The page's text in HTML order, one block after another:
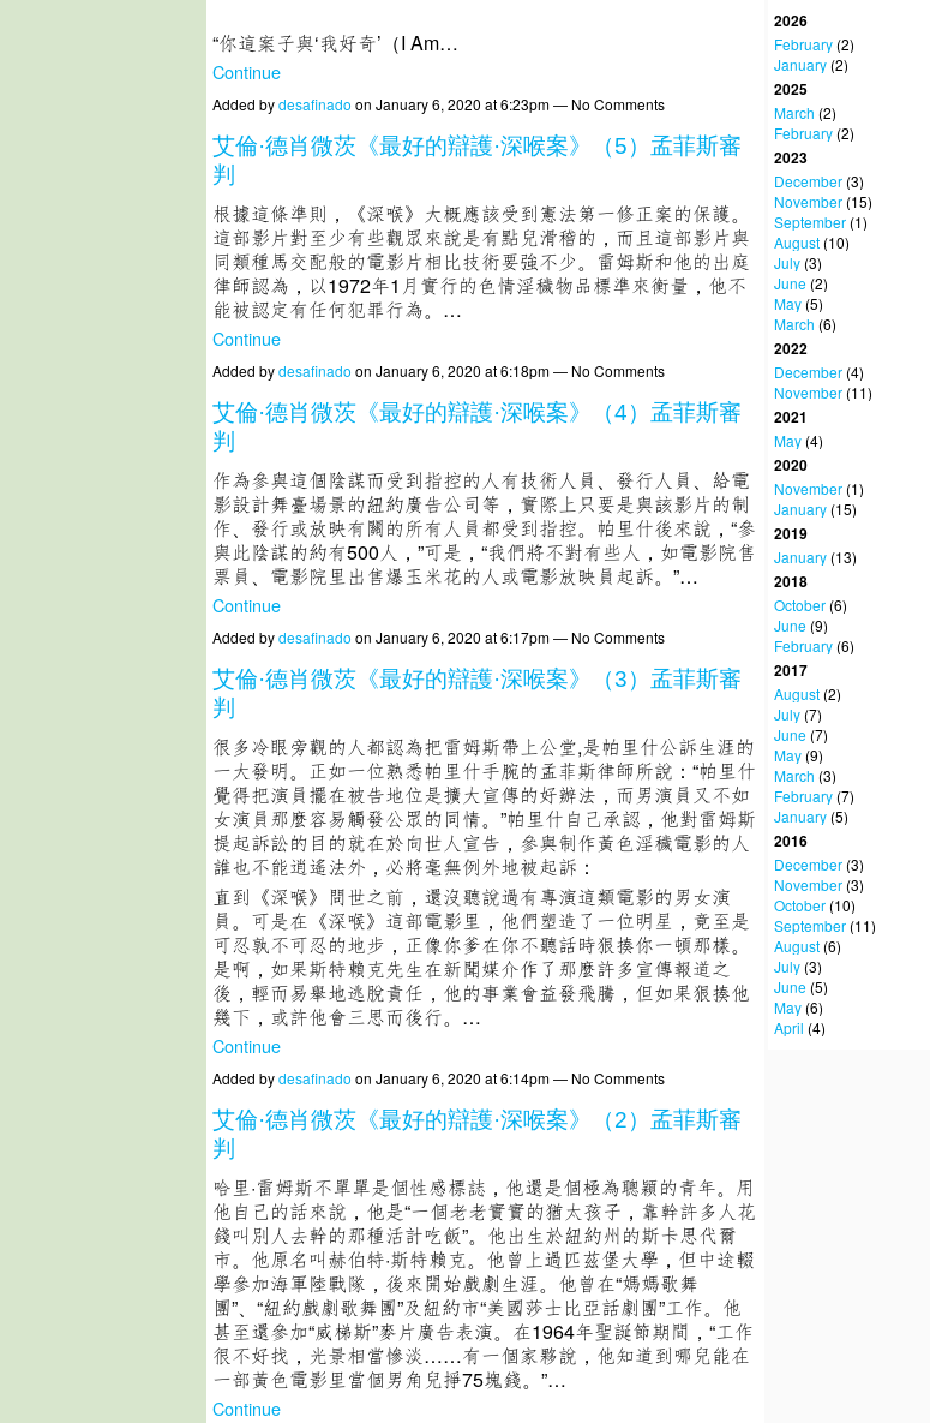
“你這案子與‘我好奇’（I Am…
Continue
Added bydesafinado on January 6, 2020 at 6:23pm — No Comments
艾倫·德肖微茨《最好的辯護·深喉案》（5）孟菲斯審
判
根據這條準則，《深喉》大概應該受到憲法第一修正案的保護。
這部影片對至少有些觀眾來說是有點兒滑稽的，而且這部影片與
同類種馬交配般的電影片相比技術要強不少。雷姆斯和他的出庭
律師認為，以1972年1月實行的色情淫穢物品標準來衡量，他不
能被認定有任何犯罪行為。…
Continue
Added bydesafinado on January 6, 2020 at 6:18pm — No Comments
艾倫·德肖微茨《最好的辯護·深喉案》（4）孟菲斯審
判
作為參與這個陰謀而受到指控的人有技術人員、發行人員、給電
影設計舞臺場景的紐約廣告公司等，實際上只要是與該影片的制
作、發行或放映有關的所有人員都受到指控。帕里什後來說，“參
與此陰謀的約有500人，”可是，“我們將不對有些人，如電影院售
票員、電影院里出售爆玉米花的人或電影放映員起訴。”…
Continue
Added bydesafinado on January 6, 2020 at 6:17pm — No Comments
艾倫·德肖微茨《最好的辯護·深喉案》（3）孟菲斯審
判
很多冷眼旁觀的人都認為把雷姆斯帶上公堂,是帕里什公訴生涯的
一大發明。正如一位熟悉帕里什手腕的孟菲斯律師所說：“帕里什
覺得把演員擺在被告地位是擴大宣傳的好辦法，而男演員又不如
女演員那麼容易觸發公眾的同情。”帕里什自己承認，他對雷姆斯
提起訴訟的目的就在於向世人宣告，參與制作黃色淫穢電影的人
誰也不能逍遙法外，必將毫無例外地被起訴：
直到《深喉》問世之前，還沒聽說過有專演這類電影的男女演
員。可是在《深喉》這部電影里，他們塑造了一位明星，竟至是
可忍孰不可忍的地步，正像你爹在你不聽話時狠揍你一頓那樣。
是啊，如果斯特賴克先生在新聞媒介作了那麼許多宣傳報道之
後，輕而易舉地逃脫責任，他的事業會益發飛騰，但如果狠揍他
幾下，或許他會三思而後行。…
Continue
Added bydesafinado on January 6, 2020 at 6:14pm — No Comments
艾倫·德肖微茨《最好的辯護·深喉案》（2）孟菲斯審
判
哈里·雷姆斯不單單是個性感標誌，他還是個極為聰穎的青年。用
他自己的話來說，他是“一個老老實實的猶太孩子，靠幹許多人花
錢叫別人去幹的那種活計吃飯”。他出生於紐約州的斯卡思代爾
市。他原名叫赫伯特·斯特賴克。他曾上過匹茲堡大學，但中途輟
學參加海軍陸戰隊，後來開始戲劇生涯。他曾在“媽媽歌舞
團”、“紐約戲劇歌舞團”及紐約市“美國莎士比亞話劇團”工作。他
甚至還參加“威梯斯”麥片廣告表演。在1964年聖誕節期間，“工作
很不好找，光景相當慘淡……有一個家夥說，他知道到哪兒能在
一部黃色電影里當個男角兒掙75塊錢。”…
Continue
2026
February(2)
January(2)
2025
March (2)
February(2)
2023
December(3)
November(15)
September(1)
August(10)
July(3)
June(2)
May(5)
March (6)
2022
December(4)
November(11)
2021
May(4)
2020
November(1)
January(15)
2019
January(13)
2018
October(6)
June(9)
February(6)
2017
August(2)
July(7)
June(7)
May(9)
March (3)
February(7)
January(5)
2016
December(3)
November(3)
October(10)
September(11)
August(6)
July(3)
June(5)
May(6)
April (4)